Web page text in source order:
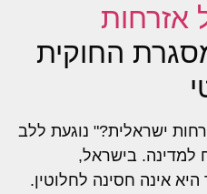
אזרחות
החוקית
ישראלית?" נוגעת ללב
למדינה. בישראל,
אינה חסינה לחלוטין.